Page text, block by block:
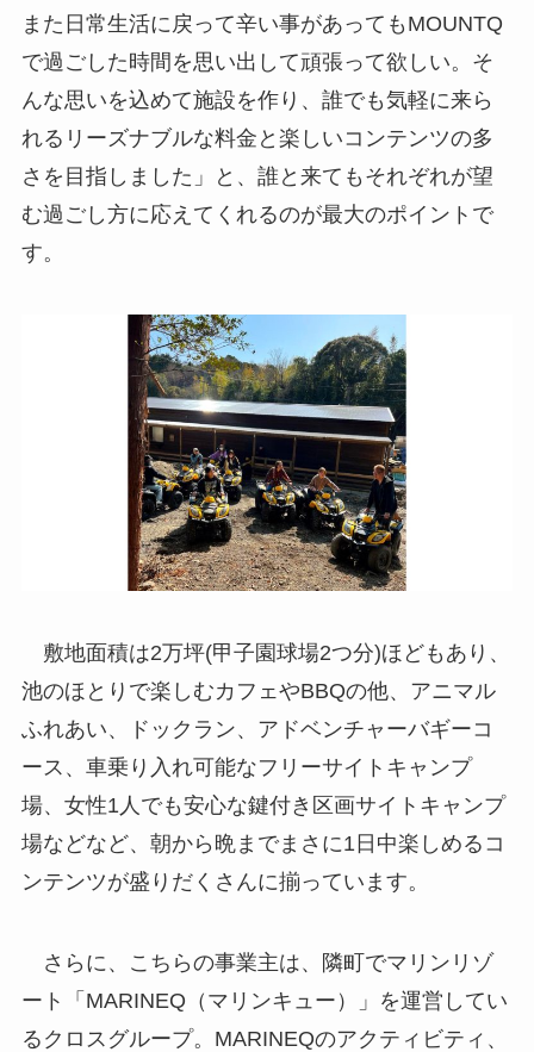
また日常生活に戻って辛い事があってもMOUNTQ
で過ごした時間を思い出して頑張って欲しい。そ
んな思いを込めて施設を作り、誰でも気軽に来ら
れるリーズナブルな料金と楽しいコンテンツの多
さを目指しました」と、誰と来てもそれぞれが望
む過ごし方に応えてくれるのが最大のポイントで
す。
敷地面積は2万坪(甲子園球場2つ分)ほどもあり、
池のほとりで楽しむカフェやBBQの他、アニマル
ふれあい、ドックラン、アドベンチャーバギーコ
ース、車乗り入れ可能なフリーサイトキャンプ
場、女性1人でも安心な鍵付き区画サイトキャンプ
場などなど、朝から晩までまさに1日中楽しめるコ
ンテンツが盛りだくさんに揃っています。
さらに、こちらの事業主は、隣町でマリンリゾ
ート「MARINEQ（マリンキュー）」を運営してい
るクロスグループ。MARINEQのアクティビティ、